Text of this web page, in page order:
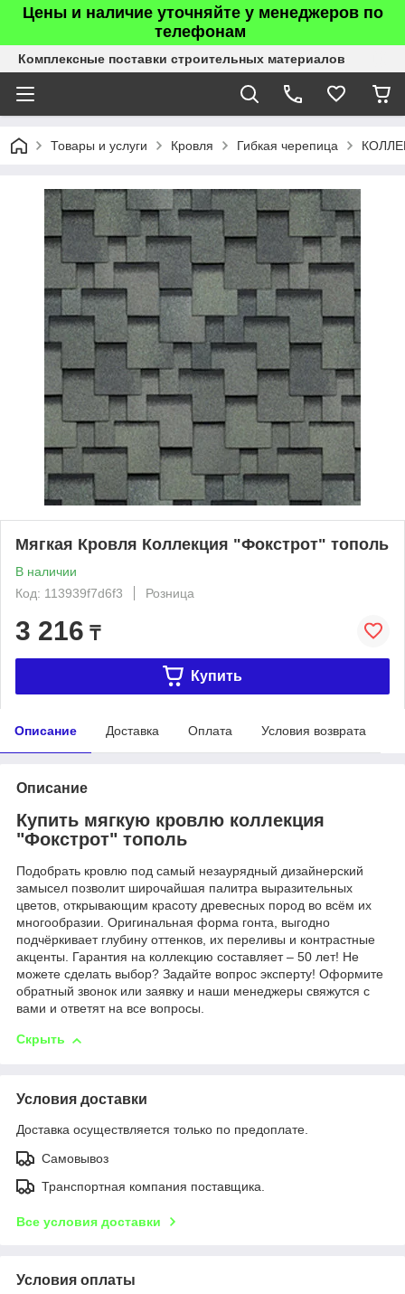
Цены и наличие уточняйте у менеджеров по
телефонам
Комплексные поставки строительных материалов
Товары и услуги Кровля Гибкая черепица
Мягкая Кровля Коллекция "Фокстрот" тополь
В наличии
Код: 113939f7d6f3
Розница
3 216 ₸
Купить
Описание Доставка Оплата Условия возврата
Описание
Купить мягкую кровлю коллекция
"Фокстрот" тополь
Подобрать кровлю под самый незаурядный дизайнерский
замысел позволит широчайшая палитра выразительных
цветов, открывающим красоту древесных пород во всём их
многообразии. Оригинальная форма гонта, выгодно
подчёркивает глубину оттенков, их переливы и контрастные
акценты. Гарантия на коллекцию составляет – 50 лет! Не
можете сделать выбор? Задайте вопрос эксперту! Оформите
обратный звонок или заявку и наши менеджеры свяжутся с
вами и ответят на все вопросы.
Скрыть
Условия доставки
Доставка осуществляется только по предоплате.
Самовывоз
Транспортная компания поставщика.
Все условия доставки
Условия оплаты